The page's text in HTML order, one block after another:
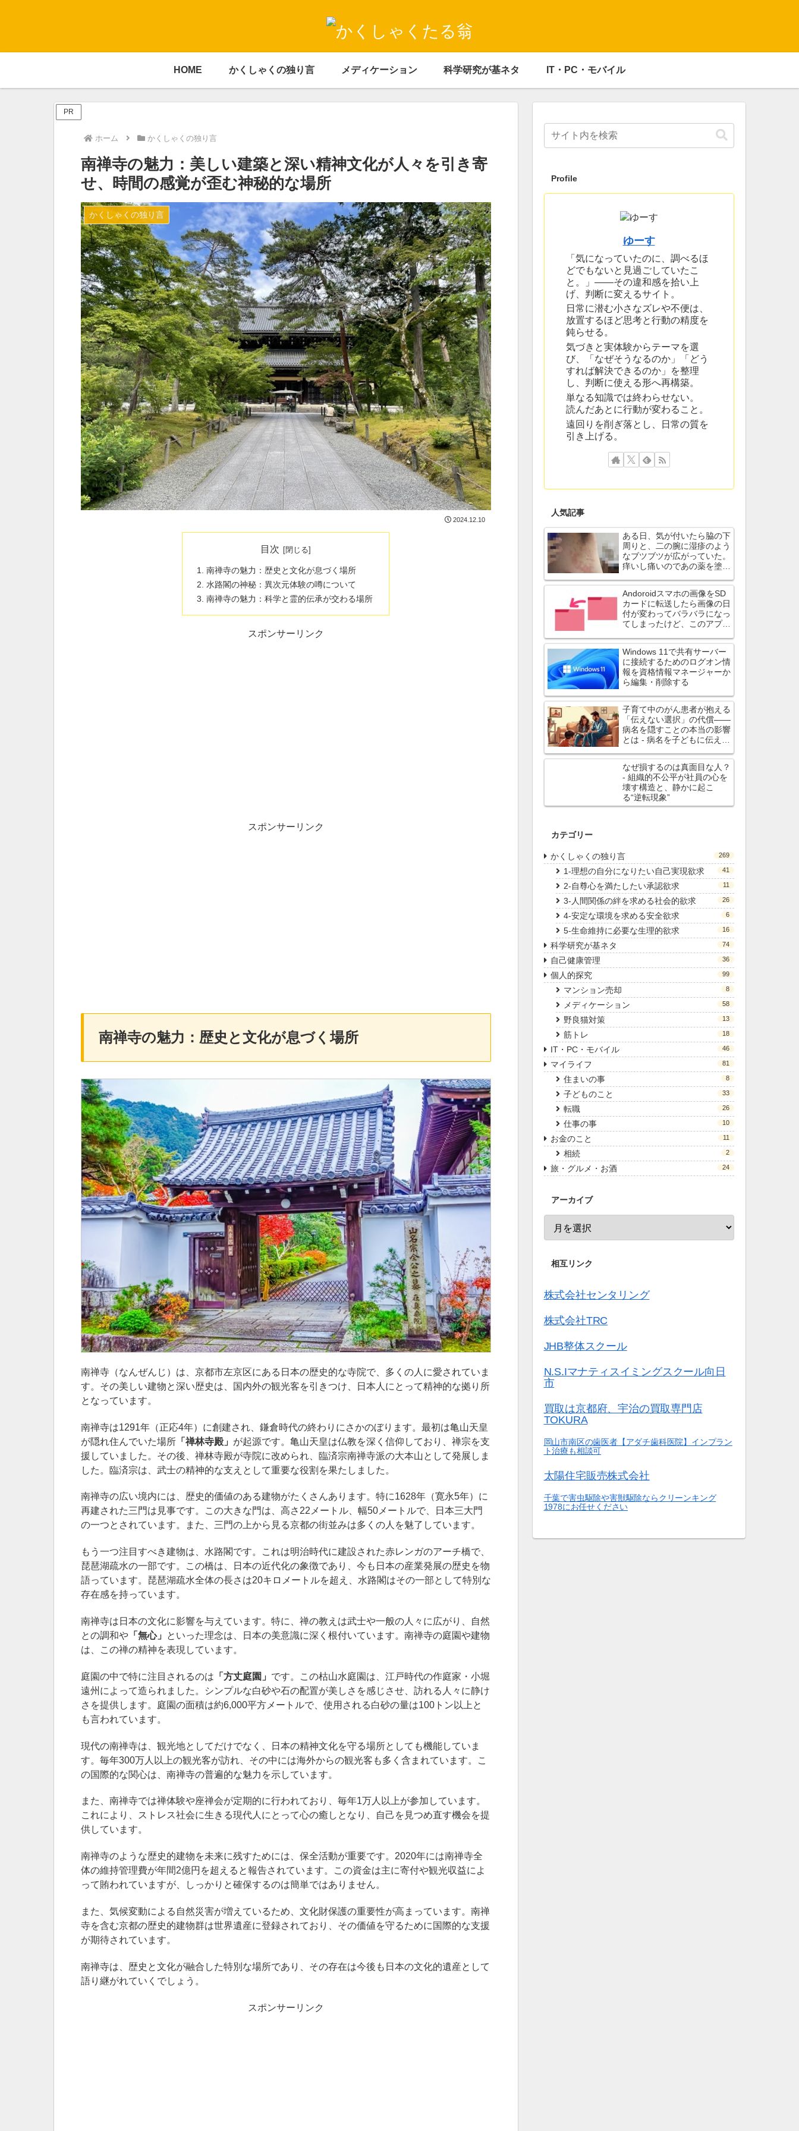
HOME かくしゃくの独り言 メディケーション 科学研究が基ネタ IT・PC・モバイル
PR
ホーム かくしゃくの独り言
南禅寺の魅力：美しい建築と深い精神文化が人々を引き寄
せ、時間の感覚が歪む神秘的な場所
かくしゃくの独り言
2024.12.10
目次
南禅寺の魅力：歴史と文化が息づく場所
水路閣の神秘：異次元体験の噂について
南禅寺の魅力：科学と霊的伝承が交わる場所
スポンサーリンク
スポンサーリンク
南禅寺の魅力：歴史と文化が息づく場所
南禅寺（なんぜんじ）は、京都市左京区にある日本の歴史的な寺院で、多くの人に愛されていま
す。その美しい建物と深い歴史は、国内外の観光客を引きつけ、日本人にとって精神的な拠り所
となっています。
南禅寺は1291年（正応4年）に創建され、鎌倉時代の終わりにさかのぼります。最初は亀山天皇
が隠れ住んでいた場所「禅林寺殿」 が起源です。亀山天皇は仏教を深く信仰しており、禅宗を支
援していました。その後、禅林寺殿が寺院に改められ、臨済宗南禅寺派の大本山として発展しま
した。臨済宗は、武士の精神的な支えとして重要な役割を果たしました。
南禅寺の広い境内には、歴史的価値のある建物がたくさんあります。特に1628年（寛永5年）に
再建された三門は見事です。この大きな門は、高さ22メートル、幅50メートルで、日本三大門
の一つとされています。また、三門の上から見る京都の街並みは多くの人を魅了しています。
もう一つ注目すべき建物は、水路閣です。これは明治時代に建設された赤レンガのアーチ橋で、
琵琶湖疏水の一部です。この橋は、日本の近代化の象徴であり、今も日本の産業発展の歴史を物
語っています。琵琶湖疏水全体の長さは20キロメートルを超え、水路閣はその一部として特別な
存在感を持っています。
南禅寺は日本の文化に影響を与えています。特に、禅の教えは武士や一般の人々に広がり、自然
との調和や「無心」
といった理念は、日本の美意識に深く根付いています。南禅寺の庭園や建物
は、この禅の精神を表現しています。
庭園の中で特に注目されるのは 「方丈庭園」 です。この枯山水庭園は、江戸時代の作庭家・小堀
遠州によって造られました。シンプルな白砂や石の配置が美しさを感じさせ、訪れる人々に静け
さを提供します。庭園の面積は約6,000平方メートルで、使用される白砂の量は100トン以上と
も言われています。
現代の南禅寺は、観光地としてだけでなく、日本の精神文化を守る場所としても機能していま
す。毎年300万人以上の観光客が訪れ、その中には海外からの観光客も多く含まれています。こ
の国際的な関心は、南禅寺の普遍的な魅力を示しています。
また、南禅寺では禅体験や座禅会が定期的に行われており、毎年1万人以上が参加しています。
これにより、ストレス社会に生きる現代人にとって心の癒しとなり、自己を見つめ直す機会を提
供しています。
南禅寺のような歴史的建物を未来に残すためには、保全活動が重要です。2020年には南禅寺全
体の維持管理費が年間2億円を超えると報告されています。この資金は主に寄付や観光収益によ
って賄われていますが、しっかりと確保するのは簡単ではありません。
また、気候変動による自然災害が増えているため、文化財保護の重要性が高まっています。南禅
寺を含む京都の歴史的建物群は世界遺産に登録されており、その価値を守るために国際的な支援
が期待されています。
南禅寺は、歴史と文化が融合した特別な場所であり、その存在は今後も日本の文化的遺産として
語り継がれていくでしょう。
スポンサーリンク
Profile
ゆーす
「気になっていたのに、調べるほ
どでもないと見過ごしていたこ
と。」——その違和感を拾い上
げ、判断に変えるサイト。
日常に潜む小さなズレや不便は、
放置するほど思考と行動の精度を
鈍らせる。
気づきと実体験からテーマを選
び、「なぜそうなるのか」「どう
すれば解決できるのか」を整理
し、判断に使える形へ再構築。
単なる知識では終わらせない。
読んだあとに行動が変わること。
遠回りを削ぎ落とし、日常の質を
引き上げる。
人気記事
ある日、気が付いたら脇の下
周りと、二の腕に湿疹のよう
なブツブツが広がっていた。
痒いし痛いのであの薬を塗っ
Andoroidスマホの画像をSD
カードに転送したら画像の日
付が変わってバラバラになっ
てしまったけど、このアプリ
ます
Windows 11で共有サーバー
に接続するためのログオン情
報を資格情報マネージャーか
ら編集・削除する
子育て中のがん患者が抱える
「伝えない選択」の代償――
病名を隠すことの本当の影響
とは - 病名を子どもに伝えず
体的に大きな負担
なぜ損するのは真面目な人？
- 組織的不公平が社員の心を
壊す構造と、静かに起こ
る“逆転現象”
カテゴリー
かくしゃくの独り言 269
1-理想の自分になりたい自己実現欲求 41
2-自尊心を満たしたい承認欲求 11
3-人間関係の絆を求める社会的欲求 26
4-安定な環境を求める安全欲求 6
5-生命維持に必要な生理的欲求 16
科学研究が基ネタ 74
自己健康管理 36
個人的探究 99
マンション売却 8
メディケーション 58
野良猫対策 13
筋トレ 18
IT・PC・モバイル 46
マイライフ 81
住まいの事 8
子どものこと 33
転職 26
仕事の事 10
お金のこと 11
相続 2
旅・グルメ・お酒 24
アーカイブ
相互リンク
株式会社センタリング
株式会社TRC
JHB整体スクール
N.S.Iマナティスイミングスクール向日
市
買取は京都府、宇治の買取専門店
TOKURA
岡山市南区の歯医者【アダチ歯科医院】インプラン
ト治療も相談可
太陽住宅販売株式会社
千葉で害虫駆除や害獣駆除ならクリーンキング
1978にお任せください